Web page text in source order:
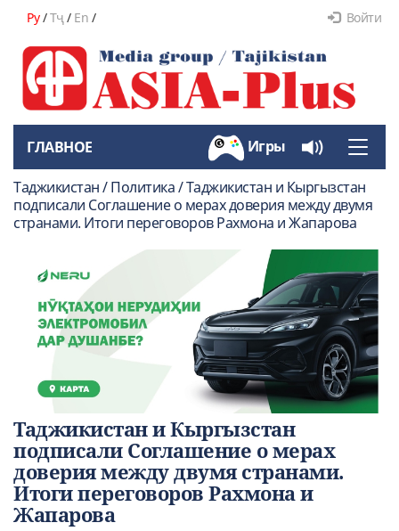
Ру/Тҷ/ En / Войти
Toggle
ГЛАВНОЕ Игры
Таджикистан / Политика / Таджикистан и Кыргызстан
подписали Соглашение о мерах доверия между двумя
странами. Итоги переговоров Рахмона и Жапарова
Таджикистан и Кыргызстан
подписали Соглашение о мерах
доверия между двумя странами.
Итоги переговоров Рахмона и
Жапарова